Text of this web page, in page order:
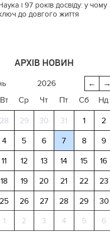
і 97 років досвіду: у чому
до довгого життя
АРХІВ НОВИН
→
←
2026
Вт Ср Чт Пт Сб Нд
28 29 30 31 1
2
4 5 6 7 8
9
11 12 13 14 15
16
18 19 20 21 22
23
25 26 27 28 29
30
1 2 3 4 5 6